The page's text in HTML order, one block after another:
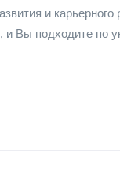
и карьерного
и Вы подходите по